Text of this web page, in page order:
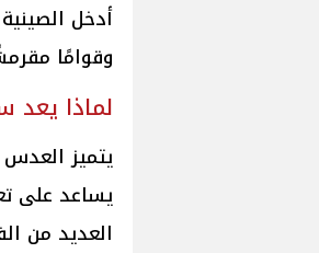
أدخل
وقوامًا
لماذا
يتميز العدس
يساعد على
العديد من